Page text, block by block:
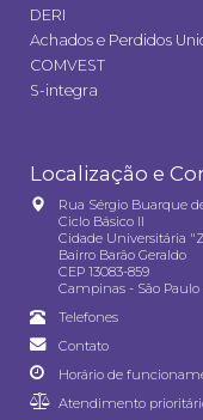
DERI
Achados e Perdidos
COMVEST
S-integra
Localização e
Rua Sérgio Buarque
Ciclo Básico II
Cidade Universitária
Bairro Barão Geraldo
CEP 13083-859
Campinas - São Paulo
Telefones
Contato
Horário de
Atendimento